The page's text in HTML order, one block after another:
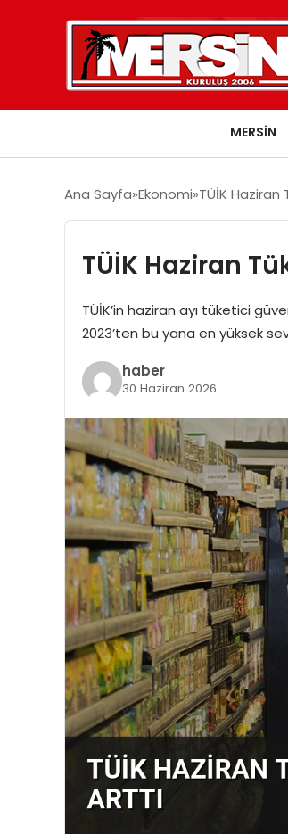
MERSIN
Ana Sayfa Ekonomi TÜİK Haziran
TÜİK Haziran
TÜİK’in haziran ayı tüketici
2023’ten bu yana en yüksek
haber
30 Haziran 2026